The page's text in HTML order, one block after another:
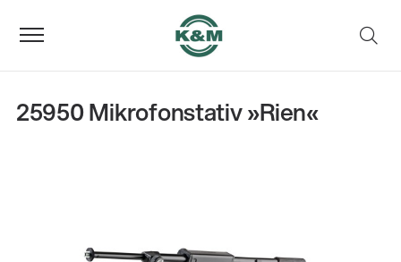
25950 Mikrofonstativ »Rien«